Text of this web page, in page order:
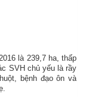
là 239,7 ha, thấp
SVH chủ yếu làrầy
bệnh đạo ôn và